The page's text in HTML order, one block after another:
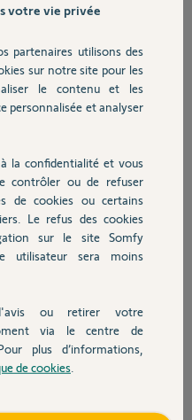
de votre smartphone.
ans
votre vie privée
partenaires utilisons des
sur notre site pour les
le contenu et les
personnalisée et analyser
la confidentialité et vous
contrôler ou de refuser
de cookies ou certains
Le refus des cookies
sur le site Somfy
utilisateur sera moins
ou retirer votre
via le centre de
plus d’informations,
de cookies